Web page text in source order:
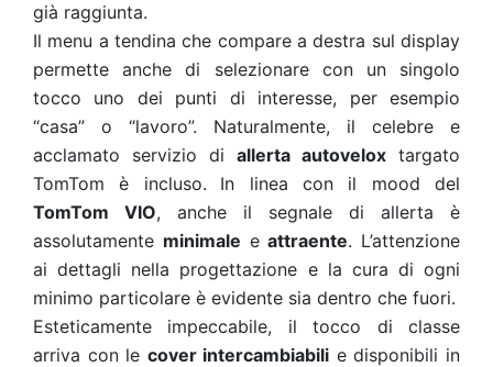
già raggiunta.
Il menu a tendina che compare a destra sul display
permette anche di selezionare con un singolo
tocco uno dei punti di interesse, per esempio
“casa” o “lavoro”. Naturalmente, il celebre e
acclamato servizio di allerta autovelox targato
TomTom è incluso.
In linea con il mood del
TomTom VIO, anche il segnale di allerta è
assolutamente minimale eattraente. L’attenzione
ai dettagli nella progettazione e la cura di ogni
minimo particolare è evidente sia dentro che fuori.
Esteticamente impeccabile, il tocco di classe
arriva con le cover intercambiabili e disponibili in